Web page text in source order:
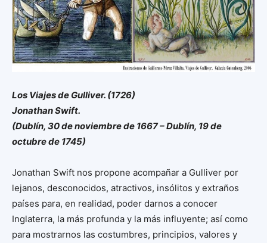
Los Viajes de Gulliver. (1726)
Jonathan Swift.
(Dublín, 30 de noviembre de 1667 – Dublín, 19 de
octubre de 1745)
Jonathan Swift nos propone acompañar a Gulliver por
lejanos, desconocidos, atractivos, insólitos y extraños
países para, en realidad, poder darnos a conocer
Inglaterra, la más profunda y la más influyente; así como
para mostrarnos las costumbres, principios, valores y